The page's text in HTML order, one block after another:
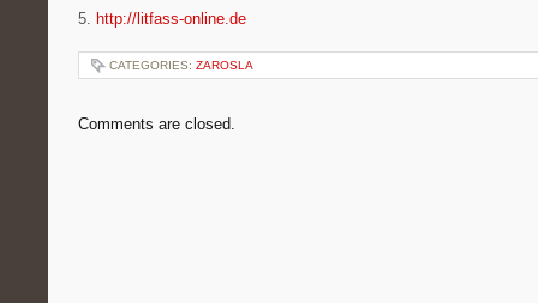
5. http://litfass-online.de
CATEGORIES: ZAROSLA
Comments are closed.